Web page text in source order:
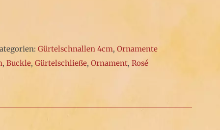
Gürtelschnallen 4cm, Ornamente
, Buckle, Gürtelschließe, Ornament, Rosé